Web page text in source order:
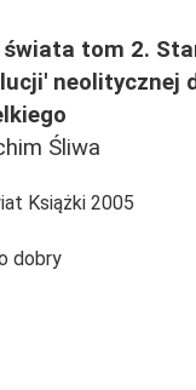
tom 2.
neolitycznej
Śliwa
Książki 2005
dobry